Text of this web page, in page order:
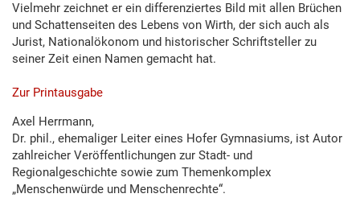
Vielmehr zeichnet er ein differenziertes Bild mit allen Brüchen
und Schattenseiten des Lebens von Wirth, der sich auch als
Jurist, Nationalökonom und historischer Schriftsteller zu
seiner Zeit einen Namen gemacht hat.
Zur Printausgabe
Axel Herrmann,
Dr. phil., ehemaliger Leiter eines Hofer Gymnasiums, ist Autor
zahlreicher Veröffentlichungen zur Stadt- und
Regionalgeschichte sowie zum Themenkomplex
„Menschenwürde und Menschenrechte“.